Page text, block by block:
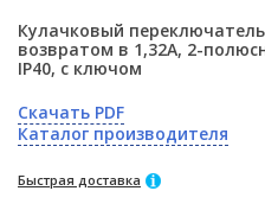
Кулачковый
возвратом в 1,32А, 2-
IP40, с ключом
Скачать PDF
Каталог производителя
Быстрая доставка